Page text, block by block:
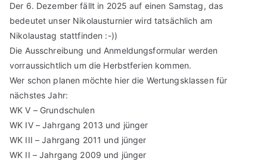
Der 6. Dezember fällt in 2025 auf einen Samstag, das
bedeutet unser Nikolausturnier wird tatsächlich am
Nikolaustag stattfinden :-))
Die Ausschreibung und Anmeldungsformular werden
vorraussichtlich um die Herbstferien kommen.
Wer schon planen möchte hier die Wertungsklassen für
nächstes Jahr:
WK V – Grundschulen
WK IV – Jahrgang 2013 und jünger
WK III – Jahrgang 2011 und jünger
WK II – Jahrgang 2009 und jünger